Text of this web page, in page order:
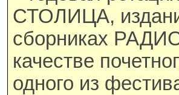
СТОЛИЦА,
сборниках
качестве
одного из